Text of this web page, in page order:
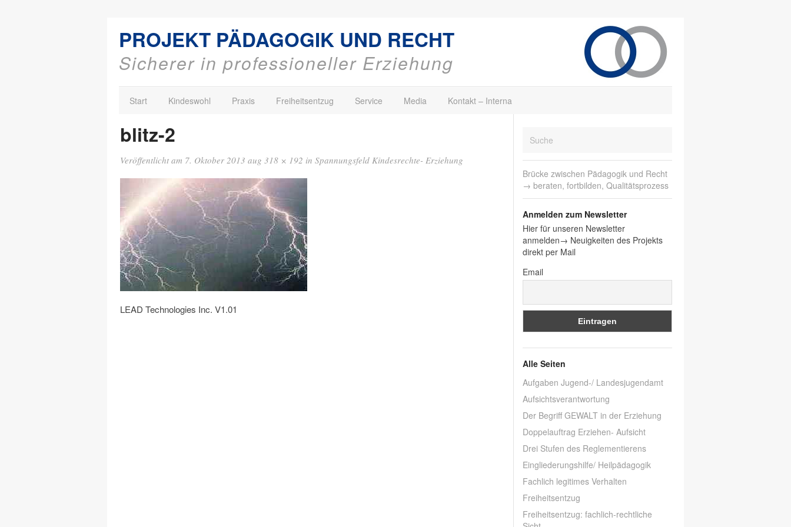
PROJEKT PÄDAGOGIK UND RECHT
Sicherer in professioneller Erziehung
Start Kindeswohl Praxis Freiheitsentzug Service Media Kontakt – Interna
blitz-2
Veröffentlicht am 7. Oktober 2013 aug 318 × 192 in Spannungsfeld Kindesrechte- Erziehung
LEAD Technologies Inc. V1.01
Brücke zwischen Pädagogik und Recht
→ beraten, fortbilden, Qualitätsprozess
Anmelden zum Newsletter
Hier für unseren Newsletter
anmelden→ Neuigkeiten des Projekts
direkt per Mail
Email
Alle Seiten
Aufgaben Jugend-/ Landesjugendamt
Aufsichtsverantwortung
Der Begriff GEWALT in der Erziehung
Doppelauftrag Erziehen- Aufsicht
Drei Stufen des Reglementierens
Eingliederungshilfe/ Heilpädagogik
Fachlich legitimes Verhalten
Freiheitsentzug
Freiheitsentzug: fachlich-rechtliche